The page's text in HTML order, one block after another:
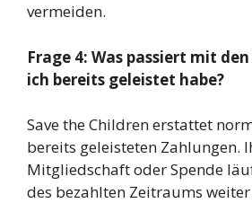
vermeiden.
Frage 4: Was passiert mit
ich bereits geleistet habe?
Save the Children erstattet
bereits geleisteten Zahlungen.
Mitgliedschaft oder Spende
des bezahlten Zeitraums